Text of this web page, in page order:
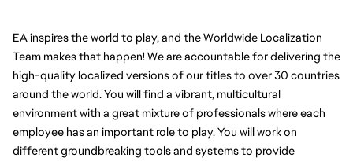
EA inspires the world to play, and the Worldwide Localization
Team makes that happen! We are accountable for delivering the
high-quality localized versions of our titles to over 30 countries
around the world. You will find a vibrant, multicultural
environment with a great mixture of professionals where each
employee has an important role to play. You will work on
different groundbreaking tools and systems to provide